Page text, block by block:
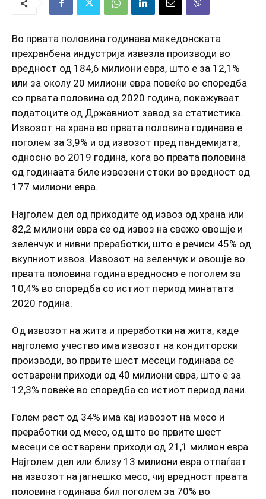
Во првата половина годинава македонската
прехранбена индустрија извезла производи во
вредност од 184,6 милиони евра, што е за 12,1%
или за околу 20 милиони евра повеќе во споредба
со првата половина од 2020 година, покажуваат
податоците од Државниот завод за статистика.
Извозот на храна во првата половина годинава е
поголем за 3,9% и од извозот пред пандемијата,
односно во 2019 година, кога во првата половина
од годинаата биле извезени стоки во вредност од
177 милиони евра.
Најголем дел од приходите од извоз од храна или
82,2 милиони евра се од извоз на свежо овошје и
зеленчук и нивни преработки, што е речиси 45% од
вкупниот извоз. Извозот на зеленчук и овошје во
првата половина година вредносно е поголем за
10,4% во споредба со истиот период минатата
2020 година.
Од извозот на жита и преработки на жита, каде
најголемо учество има извозот на кондиторски
производи, во првите шест месеци годинава се
остварени приходи од 40 милиони евра, што е за
12,3% повеќе во споредба со истиот период лани.
Голем раст од 34% има кај извозот на месо и
преработки од месо, од што во првите шест
месеци се остварени приходи од 21,1 милион евра.
Најголем дел или близу 13 милиони евра отпаѓаат
на извозот на јагнешко месо, чиј вредност првата
половина годинава бил поголем за 70% во